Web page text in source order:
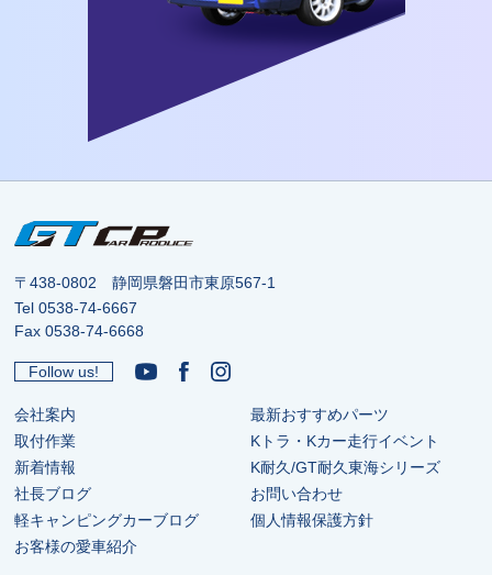
〒438-0802 静岡県磐田市東原567-1
Tel0538-74-6667
Fax 0538-74-6668
Follow us!
会社案内
取付作業
新着情報
社長ブログ
軽キャンピングカーブログ
お客様の愛車紹介
最新おすすめパーツ
Kトラ・Kカー走行イベント
K耐久/GT耐久東海シリーズ
お問い合わせ
個人情報保護方針